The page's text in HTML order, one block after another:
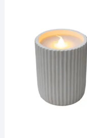
¡Hola! Soy el asesor
Cuéntame qué
aunque no sepas el